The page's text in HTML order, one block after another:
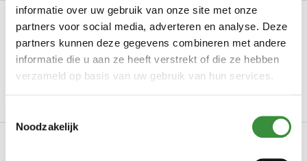
informatie over uw gebruik van onze site met onze
partners voor social media, adverteren en analyse. Deze
partners kunnen deze gegevens combineren met andere
informatie die u aan ze heeft verstrekt of die ze hebben
verzameld op basis van uw gebruik van hun services.
Noodzakelijk
Productinformatie
Art.nr. 0019-1001
Merk Hoogendoorn Kaas